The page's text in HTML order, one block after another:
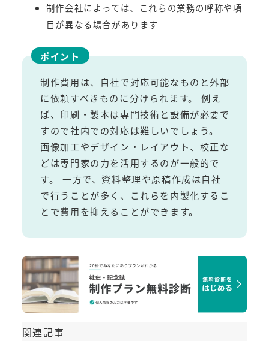
制作会社によっては、これらの業務の呼称や項
目が異なる場合があります
ポイント
制作費用は、自社で対応可能なものと外部
に依頼すべきものに分けられます。 例え
ば、印刷・製本は専門技術と設備が必要で
すので社内での対応は難しいでしょう。
画像加工やデザイン・レイアウト、校正な
どは専門家の力を活用するのが一般的で
す。 一方で、資料整理や原稿作成は自社
で行うことが多く、これらを内製化するこ
とで費用を抑えることができます。
関連記事